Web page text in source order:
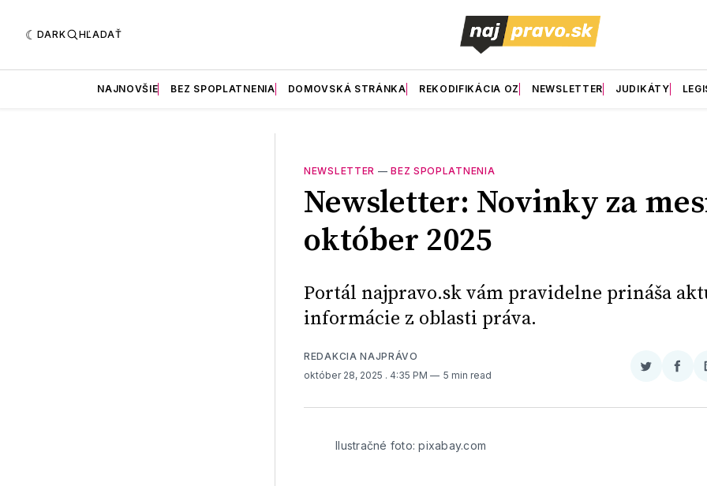
DARK HĽADAŤ
NAJNOVŠIE BEZ SPOPLATNENIA DOMOVSKÁ STRÁNKA REKODIFIKÁCIA OZ NEWSLETTER JUDIKÁTY
NEWSLETTER —BEZ SPOPLATNENIA
Newsletter: Novinky za
október 2025
Portál najpravo.sk vám pravidelne prináša
informácie z oblasti práva.
REDAKCIA NAJPRÁVO
október 28, 2025 . 4:35 PM 5 min read
Zdieľať
Twitter
Ilustračné foto: pixabay.com